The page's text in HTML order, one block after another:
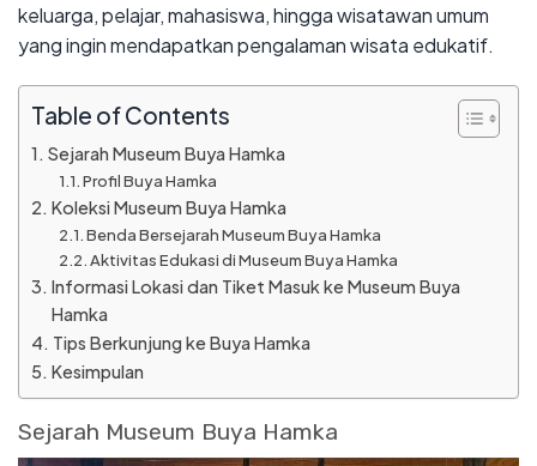
keluarga, pelajar, mahasiswa, hingga wisatawan umum
yang ingin mendapatkan pengalaman wisata edukatif.
Table of Contents
Sejarah Museum Buya Hamka
Profil Buya Hamka
Koleksi Museum Buya Hamka
Benda Bersejarah Museum Buya Hamka
Aktivitas Edukasi di Museum Buya Hamka
Informasi Lokasi dan Tiket Masuk ke Museum Buya
Hamka
Tips Berkunjung ke Buya Hamka
Kesimpulan
Sejarah Museum Buya Hamka